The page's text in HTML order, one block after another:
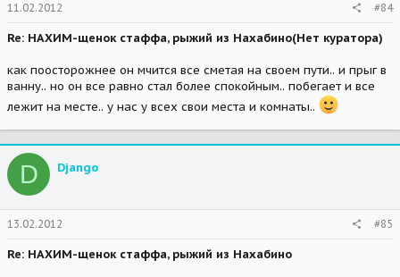
11.02.2012 #84
Re: НАХИМ-щенок стаффа, рыжий из Нахабино(Нет куратора)
как поосторожнее он мчится все сметая на своем пути.. и прыг в
ванну.. но он все равно стал более спокойным.. побегает и все
лежит на месте.. у нас у всех свои места и комнаты..
D Djangо
13.02.2012 #85
Re: НАХИМ-щенок стаффа, рыжий из Нахабино